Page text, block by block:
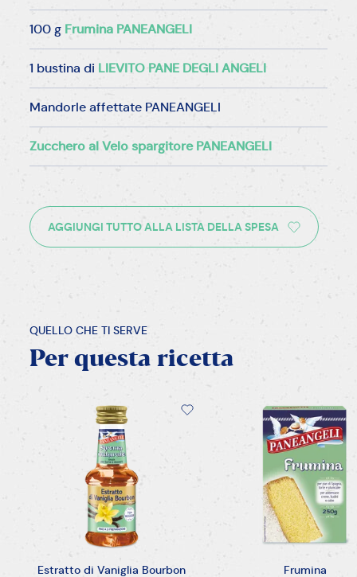
100 g Frumina PANEANGELI
1 bustina di LIEVITO PANE DEGLI ANGELI
Mandorle affettate PANEANGELI
Zucchero al Velo spargitore PANEANGELI
AGGIUNGI TUTTO ALLA LISTA DELLA SPESA
QUELLO CHE TI SERVE
Per questa ricetta
Estratto di Vaniglia Bourbon Frumina